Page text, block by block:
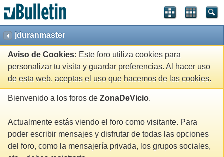
jduranmaster
Aviso de Cookies: Este foro utiliza cookies para
personalizar tu visita y guardar preferencias. Al hacer uso
de esta web, aceptas el uso que hacemos de las cookies.
Bienvenido a los foros de ZonaDeVicio.
Actualmente estás viendo el foro como visitante. Para
poder escribir mensajes y disfrutar de todas las opciones
del foro, como la mensajería privada, los grupos sociales,